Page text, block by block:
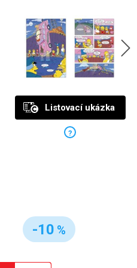
-10 %
Listovací ukázka
?